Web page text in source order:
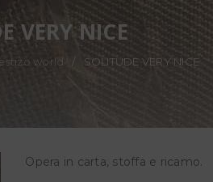
VERY NICE
world / SOLITUDE VERY NICE
Opera in carta, stoffa e ricamo.